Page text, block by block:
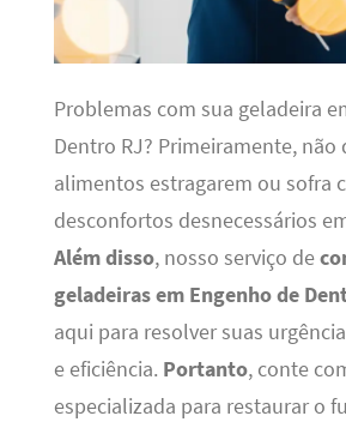
Problemas com sua geladeira
Dentro RJ? Primeiramente, não
alimentos estragarem ou sofra
desconfortos desnecessários
Além disso, nosso serviço de
geladeiras em Engenho de
aqui para resolver suas
e eficiência. Portanto, conte
especializada para restaurar o